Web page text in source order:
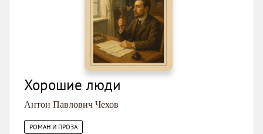
Хорошие люди
Антон Павлович Чехов
РОМАН И ПРОЗА